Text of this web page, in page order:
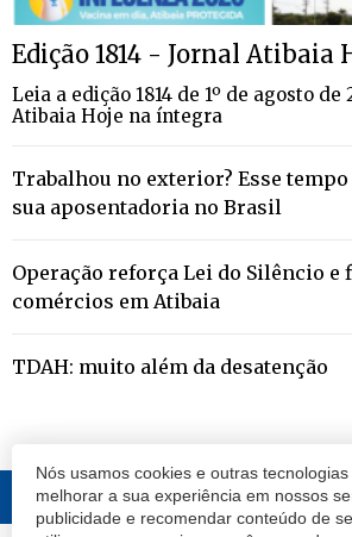
Nós usamos cookies e outras
melhorar a sua experiência em nossos
publicidade e recomendar conteúdo de
Edição 1814 - Jornal Atibaia
Leia a edição 1814 de 1º de agosto de
Atibaia Hoje na íntegra
Trabalhou no exterior? Esse
sua aposentadoria no Brasil
Operação reforça Lei do Silêncio e
comércios em Atibaia
TDAH: muito além da desatenção